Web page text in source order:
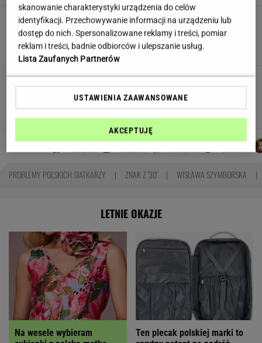
Uciekli z Warszawy do
Łomianek. Dziś mówią o jednym: korkach
SUBSKRYPCJA
Oto darmowy sposób na
odcinkowe pomiary prędkości. Polski program
TOMASZ OKUROWSKI
Autorzy:
AGNIESZKA
JAKUB
DANIEL
DOMINIK
PROBLEMY POLSKICH SIATKARZY ZNAK Z '30' WISŁAWA SZYMBORSKA
LETNIE OKAZJE
Na wesele wybieram
Ten plecak polskiej marki to
skanowanie charakterystyki urządzenia do celów
identyfikacji. Przechowywanie informacji na urządzeniu lub
dostęp do nich. Spersonalizowane reklamy i treści, pomiar
reklam i treści, badnie odbiorców i ulepszanie usług.
Lista Zaufanych Partnerów
USTAWIENIA ZAAWANSOWANE
AKCEPTUJĘ